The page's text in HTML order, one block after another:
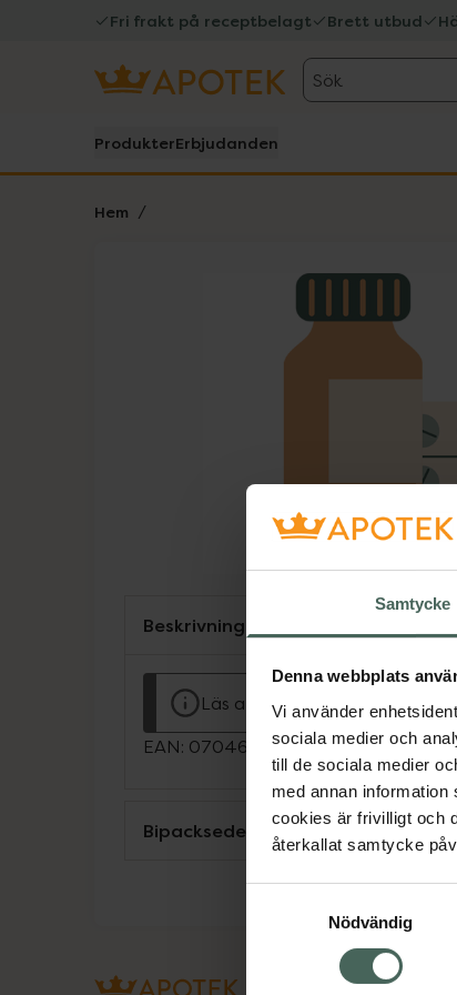
Samtycke
Denna webbplats
Vi använder
sociala medier och
till de sociala medier
med annan
cookies är frivilligt och
återkallat samtycke
Nödvändig
Fri frakt på receptbelagt Brett utbud
Sök
ProdukterErbjudanden
Hem
Lista: . Innehåller 1 objekt.
Beskrivning
Läs alltid bipacksedeln innan
EAN: 07046261982665
Bipacksedel från FASS